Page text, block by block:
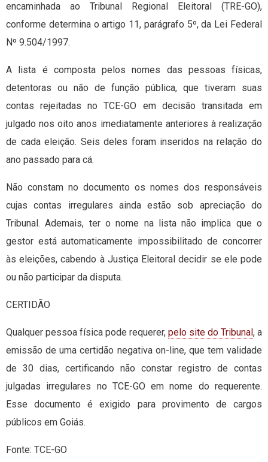
encaminhada ao Tribunal Regional Eleitoral (TRE-GO),
conforme determina o artigo 11, parágrafo 5º, da Lei Federal
Nº 9.504/1997.
A lista é composta pelos nomes das pessoas físicas,
detentoras ou não de função pública, que tiveram suas
contas rejeitadas no TCE-GO em decisão transitada em
julgado nos oito anos imediatamente anteriores à realização
de cada eleição. Seis deles foram inseridos na relação do
ano passado para cá.
Não constam no documento os nomes dos responsáveis
cujas contas irregulares ainda estão sob apreciação do
Tribunal. Ademais, ter o nome na lista não implica que o
gestor está automaticamente impossibilitado de concorrer
às eleições, cabendo à Justiça Eleitoral decidir se ele pode
ou não participar da disputa.
CERTIDÃO
Qualquer pessoa física pode requerer, pelo site do Tribunal , a
emissão de uma certidão negativa on-line, que tem validade
de 30 dias, certificando não constar registro de contas
julgadas irregulares no TCE-GO em nome do requerente.
Esse documento é exigido para provimento de cargos
públicos em Goiás.
Fonte: TCE-GO